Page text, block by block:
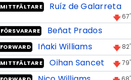
MITTFÄLTARE Ruíz de Galarreta
67'
FÖRSVARARE
Beñat Prados
FORWARD Iñaki Williams 82'
MITTFÄLTARE Oihan Sancet 79'